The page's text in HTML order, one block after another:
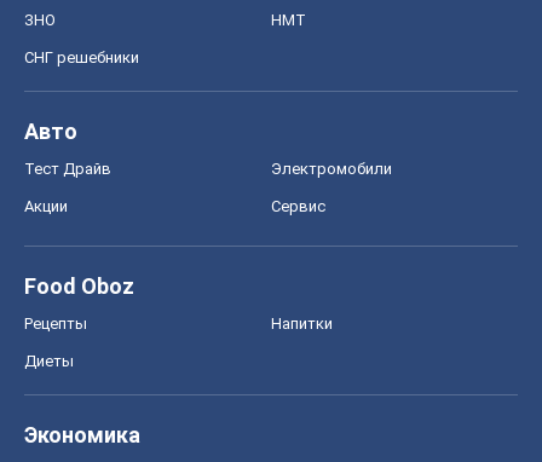
ЗНО НМТ
СНГ решебники
Авто
Тест Драйв Электромобили
Акции Сервис
Food Oboz
Рецепты Напитки
Диеты
Экономика